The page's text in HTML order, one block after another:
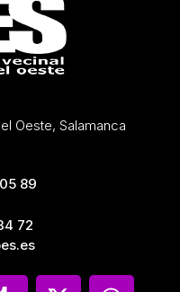
Oeste, Salamanca
89
72